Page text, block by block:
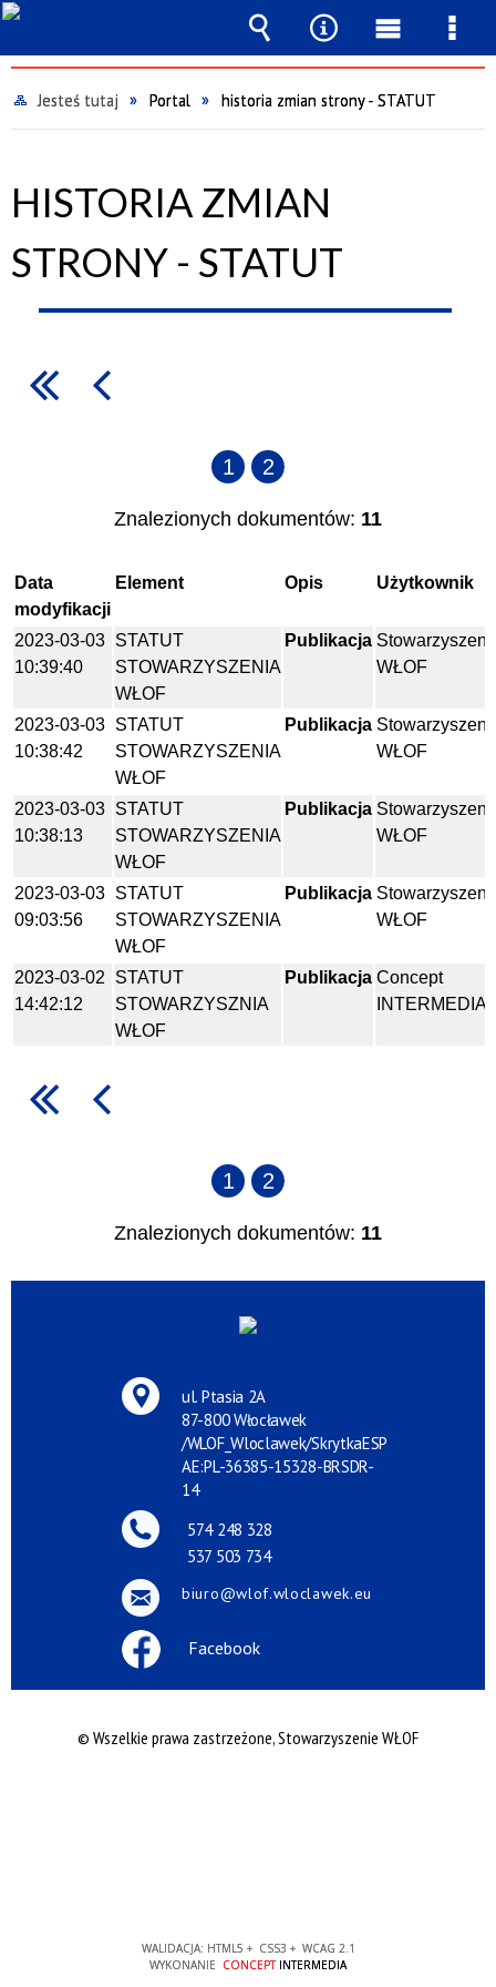
Jesteś tutaj Portal historia zmian strony - STATUT
HISTORIA ZMIAN
STRONY - STATUT
1 2
Znalezionych dokumentów: 11
Data
modyfikacji
Element Opis Użytkownik
2023-03-03
10:39:40
STATUT
STOWARZYSZENIA
WŁOF
Publikacja
WŁOF
2023-03-03
10:38:42
STATUT
STOWARZYSZENIA
WŁOF
Publikacja
WŁOF
2023-03-03
10:38:13
STATUT
STOWARZYSZENIA
WŁOF
Publikacja
WŁOF
2023-03-03
09:03:56
STATUT
STOWARZYSZENIA
WŁOF
Publikacja
WŁOF
2023-03-02
14:42:12
STATUT
STOWARZYSZNIA
WŁOF
Publikacja Concept
INTERMEDIA
1 2
Znalezionych dokumentów: 11
ul. Ptasia 2A
87-800 Włocławek
/WLOF_Wloclawek/SkrytkaESP
AE:PL-36385-15328-BRSDR-
14
574 248 328
537 503 734
biuro@wlof.wloclawek.eu
Facebook
© Wszelkie prawa zastrzeżone, Stowarzyszenie WŁOF
WALIDACJA: HTML5 + CSS3 + WCAG 2.1
WYKONANIE CONCEPTINTERMEDIA
Wyszukiwarka
Narzędzia
Menu
główne